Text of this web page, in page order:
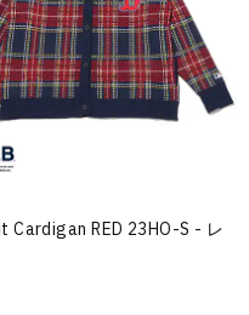
Cardigan RED 23HO-S - レ